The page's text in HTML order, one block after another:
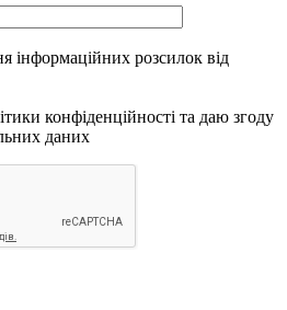
інформаційних розсилок від
конфіденційності та даю згоду
даних